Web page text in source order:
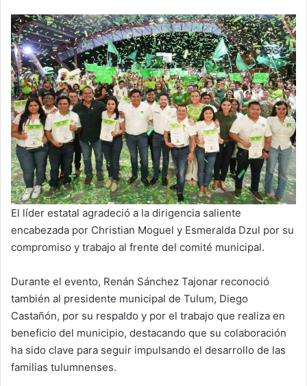
El líder estatal agradeció a la dirigencia saliente
encabezada por Christian Moguel y Esmeralda Dzul por su
compromiso y trabajo al frente del comité municipal.
Durante el evento, Renán Sánchez Tajonar reconoció
también al presidente municipal de Tulum, Diego
Castañón, por su respaldo y por el trabajo que realiza en
beneficio del municipio, destacando que su colaboración
ha sido clave para seguir impulsando el desarrollo de las
familias tulumnenses.